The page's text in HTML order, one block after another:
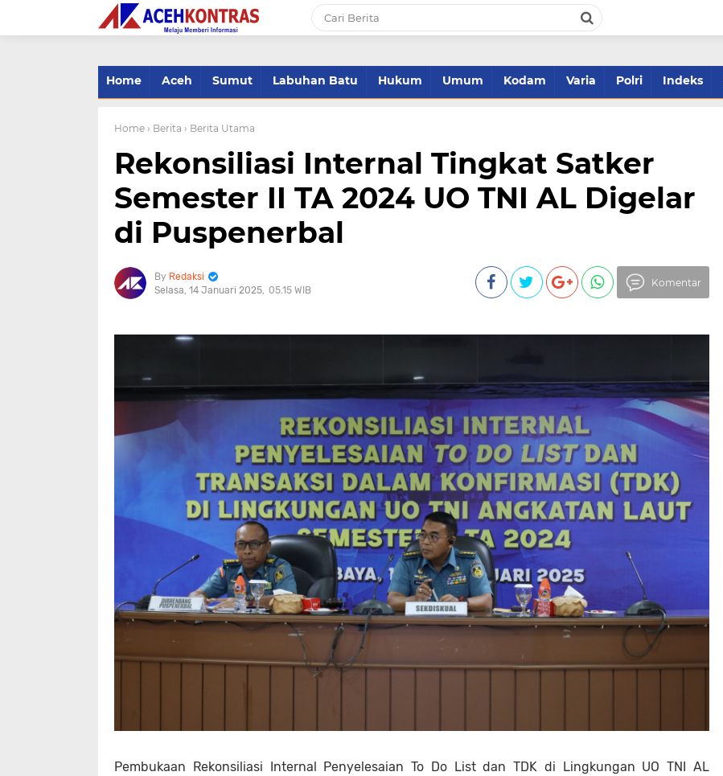
Home Aceh Sumut Labuhan Batu Hukum Umum Kodam Varia Polri Indeks
Home › Berita › Berita Utama
Rekonsiliasi Internal Tingkat Satker
Semester II TA 2024 UO TNI AL Digelar
di Puspenerbal
Redaksi
Selasa, 14 Januari 2025 05.15 WIB
Komentar
Pembukaan Rekonsiliasi Internal Penyelesaian To Do List dan TDK di Lingkungan UO TNI AL